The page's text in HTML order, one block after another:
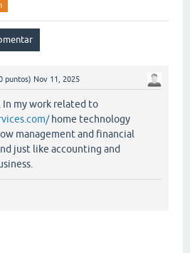
puntos) Nov 11, 2025
my work related to
home technology
management and financial
just like accounting and